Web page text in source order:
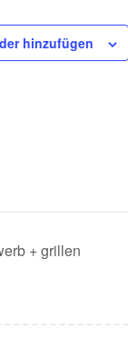
hinzufügen
+ grillen